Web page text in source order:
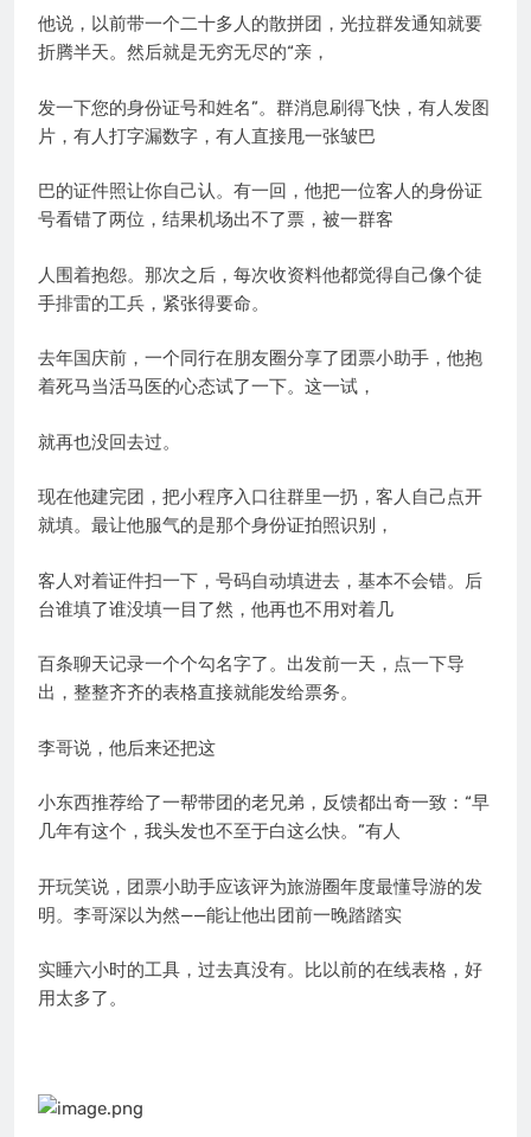
他说，以前带一个二十多人的散拼团，光拉群发通知就要
折腾半天。然后就是无穷无尽的“亲，
发一下您的身份证号和姓名”。群消息刷得飞快，有人发图
片，有人打字漏数字，有人直接甩一张皱巴
巴的证件照让你自己认。有一回，他把一位客人的身份证
号看错了两位，结果机场出不了票，被一群客
人围着抱怨。那次之后，每次收资料他都觉得自己像个徒
手排雷的工兵，紧张得要命。
去年国庆前，一个同行在朋友圈分享了团票小助手，他抱
着死马当活马医的心态试了一下。这一试，
就再也没回去过。
现在他建完团，把小程序入口往群里一扔，客人自己点开
就填。最让他服气的是那个身份证拍照识别，
客人对着证件扫一下，号码自动填进去，基本不会错。后
台谁填了谁没填一目了然，他再也不用对着几
百条聊天记录一个个勾名字了。出发前一天，点一下导
出，整整齐齐的表格直接就能发给票务。
李哥说，他后来还把这
小东西推荐给了一帮带团的老兄弟，反馈都出奇一致：“早
几年有这个，我头发也不至于白这么快。”有人
开玩笑说，团票小助手应该评为旅游圈年度最懂导游的发
明。李哥深以为然——能让他出团前一晚踏踏实
实睡六小时的工具，过去真没有。比以前的在线表格，好
用太多了。